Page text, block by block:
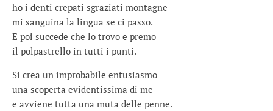
ho i denti crepati sgraziati montagne
mi sanguina la lingua se ci passo.
E poi succede che lo trovo e premo
il polpastrello in tutti i punti.
Si crea un improbabile entusiasmo
una scoperta evidentissima di me
e avviene tutta una muta delle penne.